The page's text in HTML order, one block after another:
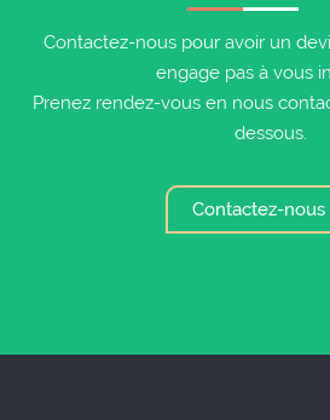
Contactez-nous pour avoir un
engage pas à vous
Prenez rendez-vous en nous
dessous.
Contactez-nous